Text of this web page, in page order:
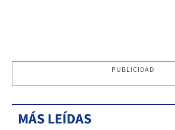
PUBLICIDAD
MÁS LEÍDAS